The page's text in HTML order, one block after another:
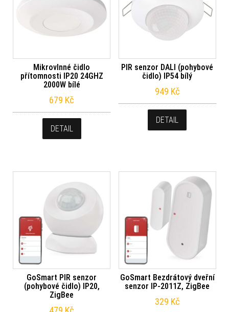
Mikrovlnné čidlo
přítomnosti IP20 24GHZ
2000W bílé
679 Kč
DETAIL
PIR senzor DALI (pohybové
čidlo) IP54 bílý
949 Kč
DETAIL
GoSmart PIR senzor
(pohybové čidlo) IP20,
ZigBee
GoSmart Bezdrátový dveřní
senzor IP-2011Z, ZigBee
329 Kč